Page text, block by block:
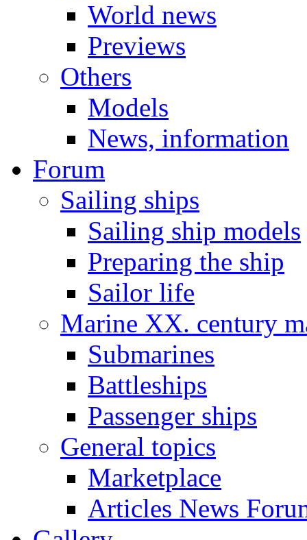
World news
Previews
Others
Models
News, information
Forum
Sailing ships
Sailing ship models
Preparing the ship
Sailor life
Marine XX. century
Submarines
Battleships
Passenger ships
General topics
Marketplace
Articles News